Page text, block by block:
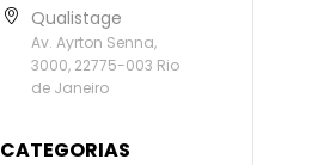
Qualistage
Av. Ayrton Senna,
3000, 22775-003 Rio
de Janeiro
CATEGORIAS